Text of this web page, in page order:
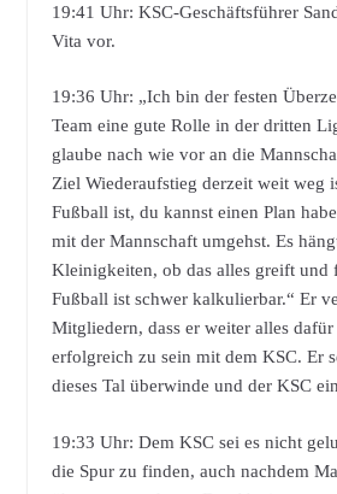
19:41 Uhr: KSC-Geschäftsführer
Vita vor.
19:36 Uhr: „Ich bin der festen
Team eine gute Rolle in der dritten
glaube nach wie vor an die
Ziel Wiederaufstieg derzeit weit weg
Fußball ist, du kannst einen Plan
mit der Mannschaft umgehst. Es
Kleinigkeiten, ob das alles greift und
Fußball ist schwer kalkulierbar.“ Er
Mitgliedern, dass er weiter alles
erfolgreich zu sein mit dem KSC. Er
dieses Tal überwinde und der KSC
19:33 Uhr: Dem KSC sei es nicht
die Spur zu finden, auch nachdem